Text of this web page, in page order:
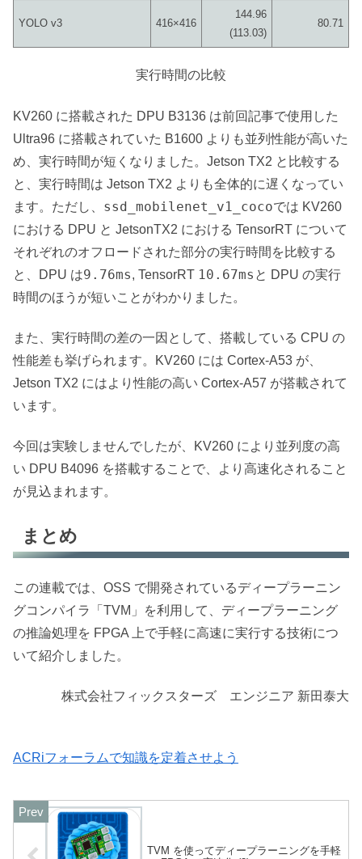
YOLO v3 416×416
144.96
(113.03)
80.71
実行時間の比較
KV260 に搭載された DPU B3136 は前回記事で使用した
Ultra96 に搭載されていた B1600 よりも並列性能が高いた
め、実行時間が短くなりました。Jetson TX2 と比較する
と、実行時間は Jetson TX2 よりも全体的に遅くなってい
ます。ただし、 ssd_mobilenet_v1_cocoでは KV260
における DPU と JetsonTX2 における TensorRT について
それぞれのオフロードされた部分の実行時間を比較する
と、DPU は9.76ms, TensorRT 10.67ms と DPU の実行
時間のほうが短いことがわかりました。
また、実行時間の差の一因として、搭載している CPU の
性能差も挙げられます。KV260 には Cortex-A53 が、
Jetson TX2 にはより性能の高い Cortex-A57 が搭載されて
います。
今回は実験しませんでしたが、KV260 により並列度の高
い DPU B4096 を搭載することで、より高速化されること
が見込まれます。
まとめ
この連載では、OSS で開発されているディープラーニン
グコンパイラ「TVM」を利用して、ディープラーニング
の推論処理を FPGA 上で手軽に高速に実行する技術につ
いて紹介しました。
株式会社フィックスターズ エンジニア 新田泰大
ACRiフォーラムで知識を定着させよう
TVM を使ってディープラーニングを手軽